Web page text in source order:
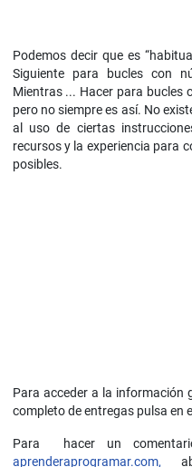
Podemos decir que es
Siguiente para bucles con
Mientras ... Hacer para bucles
pero no siempre es así. No
al uso de ciertas
recursos y la experiencia para
posibles.
Para acceder a la información
completo de entregas pulsa en
Para hacer un
aprenderaprogramar.com,